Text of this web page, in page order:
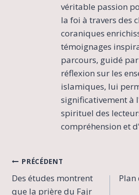
véritable passion
la foi à travers des
coraniques
témoignages
parcours, guidé
réflexion sur les
islamiques, lui
significativement à
spirituel des
compréhension et
Navigation
de
PRÉCÉDENT
Des études montrent
que la prière du Fajr
Plan